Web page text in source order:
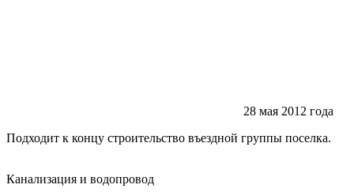
28 мая 2012 года
Подходит к концу строительство въездной группы поселка.
Канализация и водопровод